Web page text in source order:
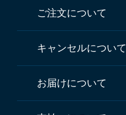
ご注文について
キャンセルについて
お届けについて